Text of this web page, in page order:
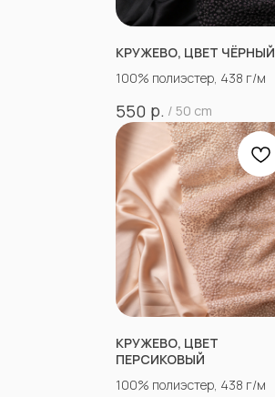
КРУЖЕВО, ЦВЕТ ЧЁРНЫЙ
100% полиэстер, 438 г/м
550 р. / 50 cm
КРУЖЕВО, ЦВЕТ
ПЕРСИКОВЫЙ
100% полиэстер, 438 г/м